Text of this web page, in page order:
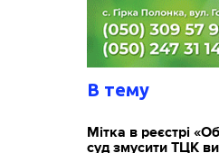
В тему
Мітка в реєстрі
суд змусити ТЦК